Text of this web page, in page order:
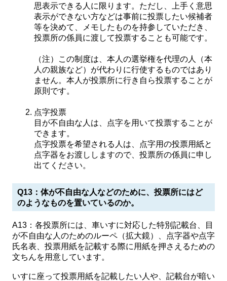
思表示できる人に限ります。ただし、上手く意思
表示ができない方などは事前に投票したい候補者
等を決めて、メモしたものを持参していただき、
投票所の係員に渡して投票することも可能です。
（注）この制度は、本人の選挙権を代理の人（本
人の親族など）が代わりに行使するものではあり
ません。本人が投票所に行き自ら投票することが
原則です。
点字投票
目が不自由な人は、点字を用いて投票することが
できます。
点字投票を希望される人は、点字用の投票用紙と
点字器をお渡ししますので、投票所の係員に申し
出てください。
Q13：体が不自由な人などのために、投票所にはど
のようなものを置いているのか。
A13：各投票所には、車いすに対応した特別記載台、目
が不自由な人のためのルーペ（拡大鏡）、点字器や点字
氏名表、投票用紙を記載する際に用紙を押さえるための
文ちんを用意しています。
いすに座って投票用紙を記載したい人や、記載台が暗い